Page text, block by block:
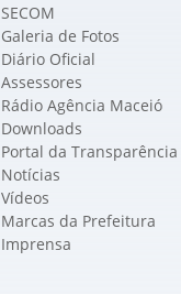
SECOM
Galeria de Fotos
Diário Oficial
Assessores
Rádio Agência Maceió
Downloads
Portal da Transparência
Notícias
Vídeos
Marcas da Prefeitura
Imprensa